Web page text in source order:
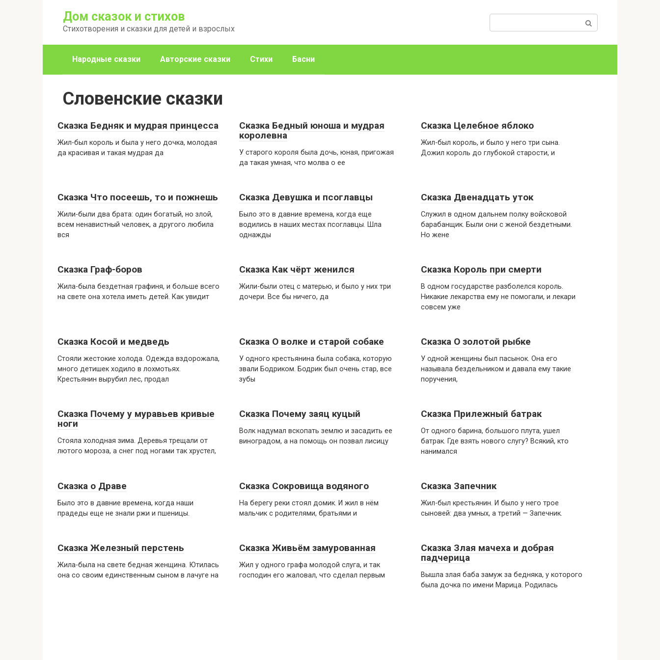
Дом сказок и стихов
Стихотворения и сказки для детей и взрослых
Народные сказки Авторские сказки Стихи Басни
Словенские сказки
Сказка Бедняк и мудрая принцесса
Жил-был король и была у него дочка, молодая
да красивая и такая мудрая да
Сказка Бедный юноша и мудрая
королевна
У старого короля была дочь, юная, пригожая
да такая умная, что молва о ее
Сказка Целебное яблоко
Жил-был король, и было у него три сына.
Дожил король до глубокой старости, и
Сказка Что посеешь, то и пожнешь
Жили-были два брата: один богатый, но злой,
всем ненавистный человек, а другого любила
вся
Сказка Девушка и псоглавцы
Было это в давние времена, когда еще
водились в наших местах псоглавцы. Шла
однажды
Сказка Двенадцать уток
Служил в одном дальнем полку войсковой
барабанщик. Были они с женой бездетными.
Но жене
Сказка Граф-боров
Жила-была бездетная графиня, и больше всего
на свете она хотела иметь детей. Как увидит
Сказка Как чёрт женился
Жили-были отец с матерью, и было у них три
дочери. Все бы ничего, да
Сказка Король при смерти
В одном государстве разболелся король.
Никакие лекарства ему не помогали, и лекари
совсем уже
Сказка Косой и медведь
Стояли жестокие холода. Одежда вздорожала,
много детишек ходило в лохмотьях.
Крестьянин вырубил лес, продал
Сказка О волке и старой собаке
У одного крестьянина была собака, которую
звали Бодриком. Бодрик был очень стар, все
зубы
Сказка О золотой рыбке
У одной женщины был пасынок. Она его
называла бездельником и давала ему такие
поручения,
Сказка Почему у муравьев кривые
ноги
Стояла холодная зима. Деревья трещали от
лютого мороза, а снег под ногами так хрустел,
Сказка Почему заяц куцый
Волк надумал вскопать землю и засадить ее
виноградом, а на помощь он позвал лисицу
Сказка Прилежный батрак
От одного барина, большого плута, ушел
батрак. Где взять нового слугу? Всякий, кто
нанимался
Сказка о Драве
Было это в давние времена, когда наши
прадеды еще не знали ржи и пшеницы.
Сказка Сокровища водяного
На берегу реки стоял домик. И жил в нём
мальчик с родителями, братьями и
Сказка Запечник
Жил-был крестьянин. И было у него трое
сыновей: два умных, а третий — Запечник.
Сказка Железный перстень
Жила-была на свете бедная женщина. Ютилась
она со своим единственным сыном в лачуге на
Сказка Живьём замурованная
Жил у одного графа молодой слуга, и так
господин его жаловал, что сделал первым
Сказка Злая мачеха и добрая
падчерица
Вышла злая баба замуж за бедняка, у которого
была дочка по имени Марица. Родилась